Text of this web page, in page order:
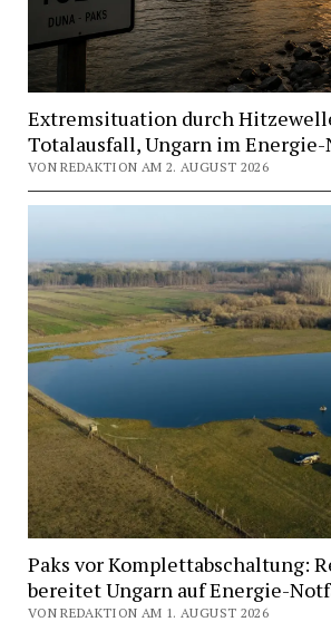
Extremsituation durch
Totalausfall, Ungarn im
VON REDAKTION AM 2. AUGUST 2026
Paks vor Komplettabschaltung:
bereitet Ungarn auf Energie-
VON REDAKTION AM 1. AUGUST 2026